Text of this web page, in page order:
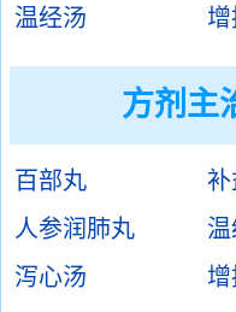
温经汤
方剂主
百部丸
补
人参润肺丸
泻心汤